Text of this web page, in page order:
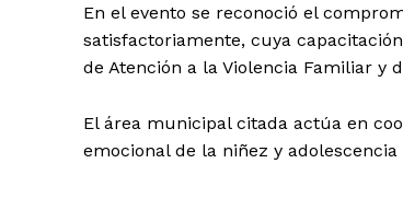
En el evento se reconoció el
satisfactoriamente, cuya
de Atención a la Violencia Familiar y
El área municipal citada actúa en
emocional de la niñez y